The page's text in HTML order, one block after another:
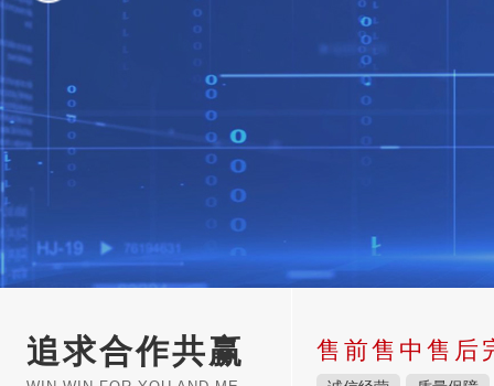
追求合作共赢 售前售中售后